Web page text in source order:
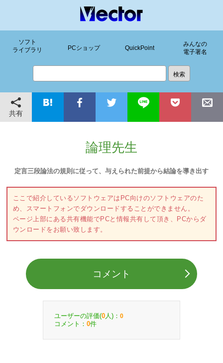
ソフト
ライブラリ
PCショップ QuickPoint
みんなの
電子署名
共有
論理先生
定言三段論法の規則に従って、与えられた前提から結論を導き出す
ここで紹介しているソフトウェアはPC向けのソフトウェアのた
め、スマートフォンでダウンロードすることができません。
ページ上部にある共有機能でPCと情報共有して頂き、PCからダ
ウンロードをお願い致します。
コメント
ユーザーの評価(0 人)： 0
コメント： 0件